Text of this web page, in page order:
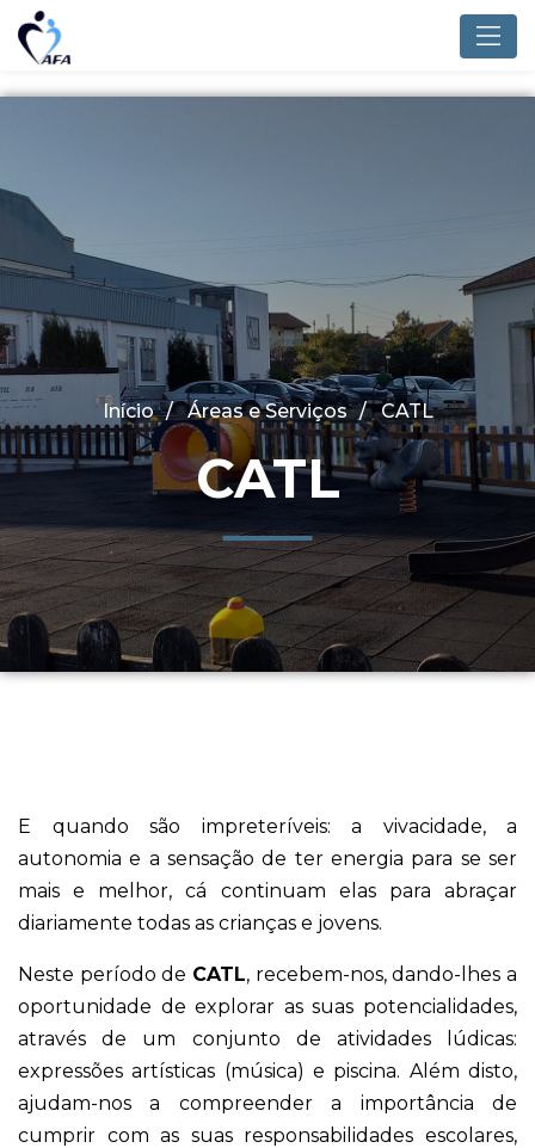
/home/afaferm1/public_html/service.php on line 28
Início Áreas e Serviços CATL
CATL
E quando são impreteríveis: a vivacidade, a
autonomia e a sensação de ter energia para se ser
mais e melhor, cá continuam elas para abraçar
diariamente todas as crianças e jovens.
Neste período de CATL, recebem-nos, dando-lhes a
oportunidade de explorar as suas potencialidades,
através de um conjunto de atividades lúdicas:
expressões artísticas (música) e piscina. Além disto,
ajudam-nos a compreender a importância de
cumprir com as suas responsabilidades escolares,